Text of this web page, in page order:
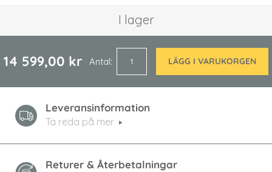
I lager
14 599,00 kr Antal LÄGG I VARUKORGEN
Leveransinformation
Ta reda på mer
Returer & Återbetalningar